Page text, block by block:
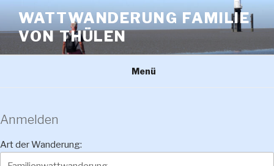
Inhalt
springen
WATTWANDERUNG FAMILIE
VON THÜLEN
Menü
Anmelden
Art der Wanderung: